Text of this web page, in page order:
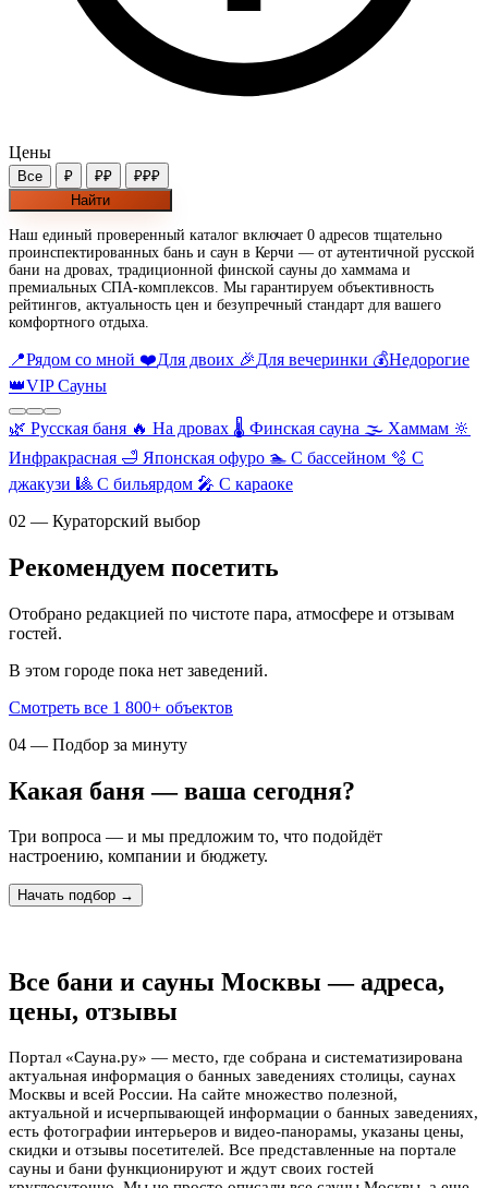
Цены
Все ₽ ₽₽
₽₽₽
Найти
Наш единый проверенный каталог включает 0 адресов тщательно
проинспектированных бань и саун в Керчи — от аутентичной русской
бани на дровах, традиционной финской сауны до хаммама и
премиальных СПА-комплексов. Мы гарантируем объективность
рейтингов, актуальность цен и безупречный стандарт для вашего
комфортного отдыха.
📍Рядом со мной ❤️Для двоих 🎉Для вечеринки 💰Недорогие
👑VIP Сауны
🌿 Русская баня 🔥 На дровах 🌡️ Финская сауна 🌫️ Хаммам 🔆
Инфракрасная 🛁 Японская офуро 🏊 С бассейном 🫧 С
джакузи 🎱 С бильярдом 🎤 С караоке
02 — Кураторский выбор
Рекомендуем посетить
Отобрано редакцией по чистоте пара, атмосфере и отзывам
гостей.
В этом городе пока нет заведений.
Смотреть все 1 800+ объектов
04 — Подбор за минуту
Какая баня — ваша сегодня?
Три вопроса — и мы предложим то, что подойдёт
настроению, компании и бюджету.
Начать подбор →
Все бани и сауны Москвы — адреса,
цены, отзывы
Портал «Сауна.ру» — место, где собрана и систематизирована
актуальная информация о банных заведениях столицы, саунах
Москвы и всей России. На сайте множество полезной,
актуальной и исчерпывающей информации о банных заведениях,
есть фотографии интерьеров и видео-панорамы, указаны цены,
скидки и отзывы посетителей. Все представленные на портале
сауны и бани функционируют и ждут своих гостей